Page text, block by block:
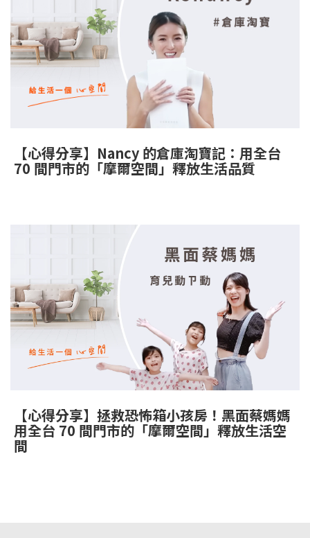
例
｜
個
人
倉
庫
與
迷
你
倉
真
實
評
價
【心得分享】Nancy 的倉庫淘寶記：用全台
70 間門市的「摩爾空間」釋放生活品質
【心得分享】拯救恐怖箱小孩房！黑面蔡媽媽
用全台 70 間門市的「摩爾空間」釋放生活空
間